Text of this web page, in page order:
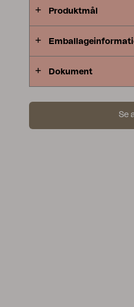
Produktmål
Dokument
Se